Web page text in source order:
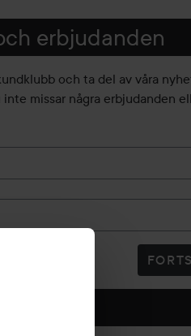
erbjudanden
och ta del av våra
missar några erbjudanden